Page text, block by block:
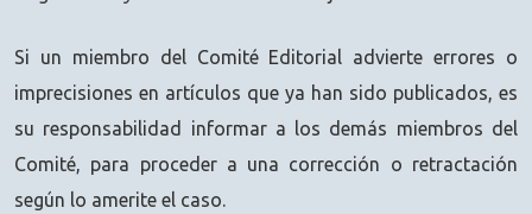
Si un miembro del Comité Editorial advierte errores o
imprecisiones en artículos que ya han sido publicados, es
su responsabilidad informar a los demás miembros del
Comité, para proceder a una corrección o retractación
según lo amerite el caso.